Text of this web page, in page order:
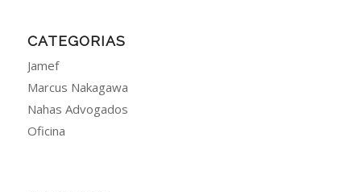
CATEGORIAS
Jamef
Marcus Nakagawa
Nahas Advogados
Oficina